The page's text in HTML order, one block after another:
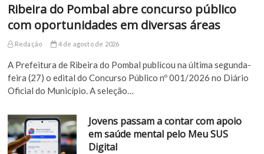
Ribeira do Pombal abre concurso público
com oportunidades em diversas áreas
Redação 4 de agosto de 2026
A Prefeitura de Ribeira do Pombal publicou na última segunda-
feira (27) o edital do Concurso Público nº 001/2026 no Diário
Oficial do Município. A seleção…
Jovens passam a contar com apoio
em saúde mental pelo Meu SUS
Digital